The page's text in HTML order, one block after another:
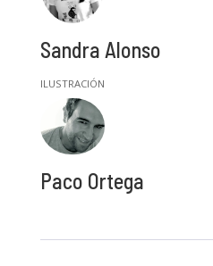
Sandra Alonso
Paco Ortega